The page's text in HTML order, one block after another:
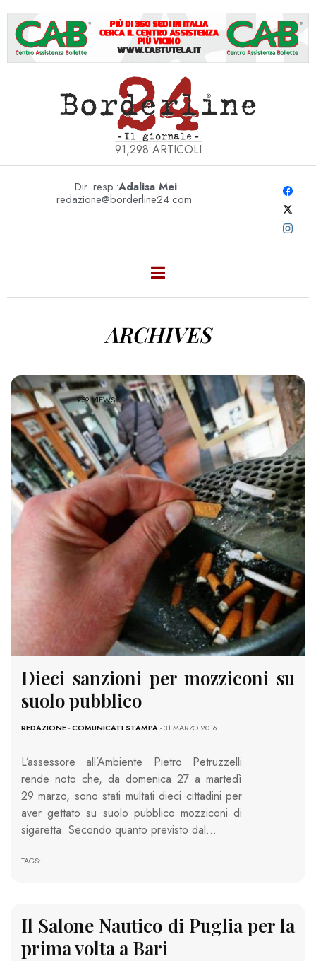
91,298 ARTICOLI
Dir. resp.:Adalisa Mei
redazione@borderline24.com
MONTHLY
ARCHIVES
959 VIEWS
Dieci sanzioni per mozziconi su
suolo pubblico
REDAZIONE-COMUNICATI STAMPA- 31 MARZO 2016
L’assessore all’Ambiente Pietro Petruzzelli
rende noto che, da domenica 27 a martedì
29 marzo, sono stati multati dieci cittadini per
aver gettato su suolo pubblico mozziconi di
sigaretta. Secondo quanto previsto dal…
TAGS:
Il Salone Nautico di Puglia per la
prima volta a Bari